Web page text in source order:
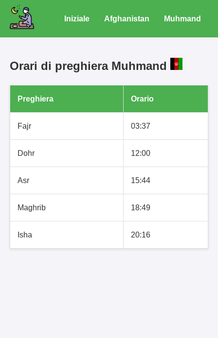
Iniziale Afghanistan Muhmand
Orari di preghiera Muhmand
Preghiera Orario
Fajr 03:37
Dohr 12:00
Asr 15:44
Maghrib 18:49
Isha 20:16